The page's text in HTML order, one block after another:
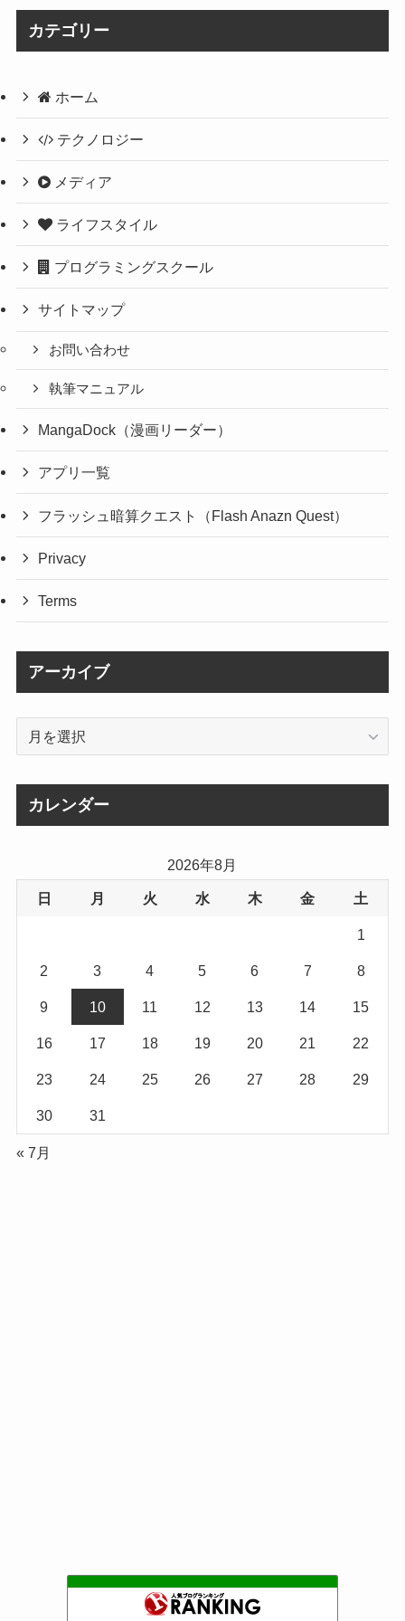
カテゴリー
ホーム
テクノロジー
メディア
ライフスタイル
プログラミングスクール
サイトマップ
お問い合わせ
執筆マニュアル
MangaDock（漫画リーダー）
アプリ一覧
フラッシュ暗算クエスト（Flash Anazn Quest）
Privacy
Terms
アーカイブ
カレンダー
2026年8月
日 月 火 水 木 金 土
1
2 3 4 5 6 7 8
9 10 11 12 13 14 15
16 17 18 19 20 21 22
23 24 25 26 27 28 29
30 31
« 7月